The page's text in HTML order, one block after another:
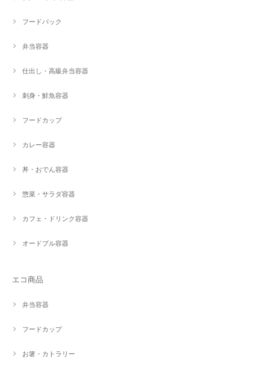
フードパック
弁当容器
仕出し・高級弁当容器
刺身・鮮魚容器
フードカップ
カレー容器
丼・おでん容器
惣菜・サラダ容器
カフェ・ドリンク容器
オードブル容器
エコ商品
弁当容器
フードカップ
お箸・カトラリー